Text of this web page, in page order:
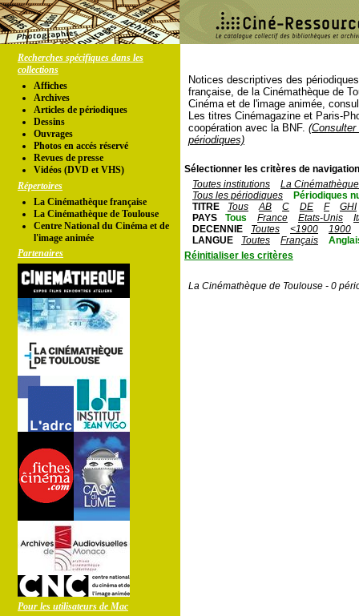
Recherches spécifiques dans les
collections
Affiches
Archives
Articles de périodiques
Dessins
Ouvrages
Photos en accés réservé
Revues de presse
Vidéos (DVD et VHS)
Répertoires
La Cinémathèque française
La Cinémathèque de Toulouse
Centre National du Cinéma et de
l'image animée
Partenaires
Pour les utilisateurs de Mac
Notices descriptives des
française, de la Cinémathèque de
Cinéma et de l'image animée,
Les titres Cinémagazine et Paris-
coopération avec la BNF.
périodiques)
Sélectionner les critères de
Toutes institutions
La
Tous les périodiques
Périodiques
TITRE
Tous AB C DE F
GHI
PAYS
Tous France Etats-Unis
DECENNIE
Toutes <1900
1900
LANGUE
Toutes Français
Réinitialiser les critères
La Cinémathèque de Toulouse - 0